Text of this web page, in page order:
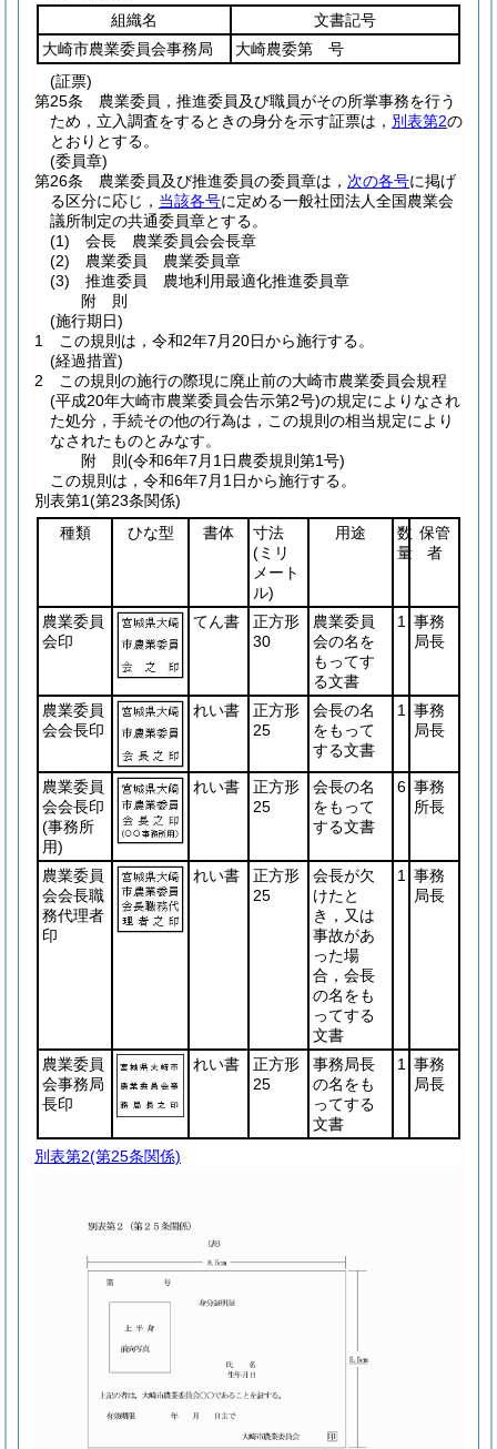
組織名
文書記号
大崎市農業委員会事務局
大崎農委第 号
(証票)
第25条
農業委員，推進委員及び職員がその所掌事務を行う
ため，立入調査をするときの身分を示す証票は， 別表第2の
とおりとする。
(委員章)
第26条
農業委員及び推進委員の委員章は， 次の各号に掲げ
る区分に応じ， 当該各号に定める一般社団法人全国農業会
議所制定の共通委員章とする。
(1)
会長 農業委員会会長章
(2)
農業委員 農業委員章
(3)
推進委員 農地利用最適化推進委員章
附 則
(施行期日)
1
この規則は，令和2年7月20日から施行する。
(経過措置)
2
この規則の施行の際現に廃止前の大崎市農業委員会規程
(平成20年大崎市農業委員会告示第2号)の規定によりなされ
た処分，手続その他の行為は，この規則の相当規定により
なされたものとみなす。
附 則(令和6年7月1日農委規則第1号)
この規則は，令和6年7月1日から施行する。
別表第1(第23条関係)
種類
ひな型 書体
寸法
(ミリ
メート
ル)
用途
数
量
保管
者
農業委員
会印
てん書
正方形
30
農業委員
会の名を
もってす
る文書
1
事務
局長
農業委員
会会長印
れい書
正方形
25
会長の名
をもって
する文書
1
事務
局長
農業委員
会会長印
(事務所
用)
れい書
正方形
25
会長の名
をもって
する文書
6 事務
所長
農業委員
会会長職
務代理者
印
れい書
正方形
25
会長が欠
けたと
き，又は
事故があ
った場
合，会長
の名をも
ってする
文書
1
事務
局長
農業委員
会事務局
長印
れい書
正方形
25
事務局長
の名をも
ってする
文書
1
事務
局長
別表第2(第25条関係)